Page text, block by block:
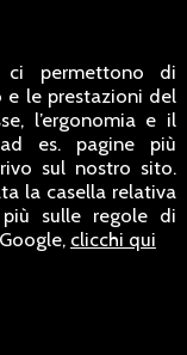
permettono di
e le prestazioni del
l’ergonomia e il
es. pagine più
sul nostro sito.
la casella relativa
sulle regole di
clicchi qui